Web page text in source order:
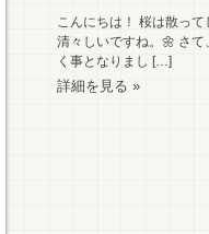
こんにちは！ 桜は散っ
清々しいですね。🌼 さ
く事となりまし […]
詳細を見る »